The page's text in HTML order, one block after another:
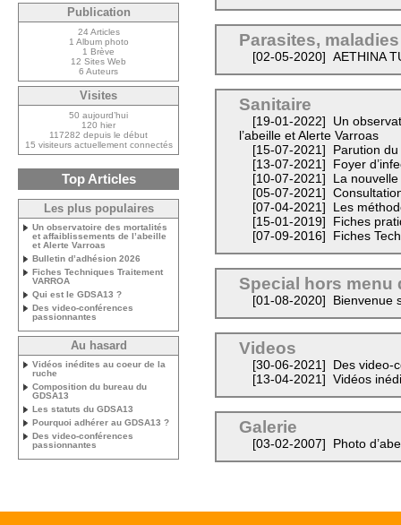
Parasites,
[02-05-2020] AETHINA
Sanitaire
[19-01-2022]
Un
l’abeille et Alerte Varroas
[15-07-2021]
Parution
[13-07-2021]
Foyer
[10-07-2021]
La
[05-07-2021]
[07-04-2021]
Les
[15-01-2019]
Fiches
[07-09-2016]
Fiches
Special hors menu
[01-08-2020] Bienvenue
Videos
[30-06-2021]
Des video-
[13-04-2021]
Vidéos
Galerie
[03-02-2007] Photo
Publication
24 Articles
1 Album photo
1 Brève
12 Sites Web
6 Auteurs
Visites
50 aujourd’hui
120 hier
117282 depuis le début
15 visiteurs actuellement connectés
Top Articles
Les plus populaires
Un observatoire des mortalités
et affaiblissements de l’abeille
et Alerte Varroas
Bulletin d’adhésion 2026
Fiches Techniques Traitement
VARROA
Qui est le GDSA13 ?
Des video-conférences
passionnantes
Au hasard
Vidéos inédites au coeur de la
ruche
Composition du bureau du
GDSA13
Les statuts du GDSA13
Pourquoi adhérer au GDSA13 ?
Des video-conférences
passionnantes